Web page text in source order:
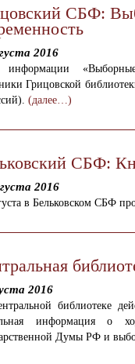
СБФ:
2016
Грицовской
(далее…)
СБФ:
2016
в Бельковском СБФ
2016
библиотеке
информация о
Думы РФ и